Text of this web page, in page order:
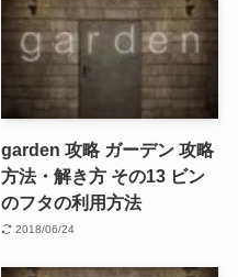
garden 攻略 ガーデン 攻略
方法・解き方 その13 ビン
のフタの利用方法
2018/06/24